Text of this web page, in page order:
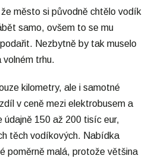
město si původně chtělo vodík
samo, ovšem to se mu
Nezbytně by tak muselo
trhu.
kilometry, ale i samotné
v ceně mezi elektrobusem a
150 až 200 tisíc eur,
těch vodíkových. Nabídka
poměrně malá, protože většina